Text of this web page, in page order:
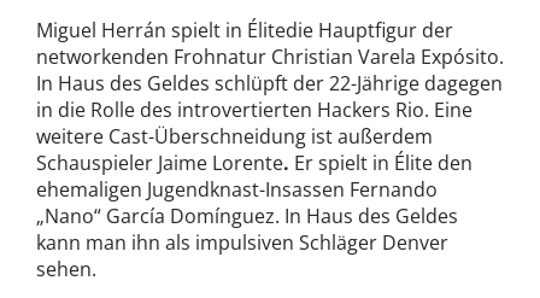
Miguel Herrán spielt in Élitedie Hauptfigur der
networkenden Frohnatur Christian Varela Expósito.
In Haus des Geldes schlüpft der 22-Jährige dagegen
in die Rolle des introvertierten Hackers Rio. Eine
weitere Cast-Überschneidung ist außerdem
Schauspieler Jaime Lorente. Er spielt in Élite den
ehemaligen Jugendknast-Insassen Fernando
„Nano“ García Domínguez. In Haus des Geldes
kann man ihn als impulsiven Schläger Denver
sehen.